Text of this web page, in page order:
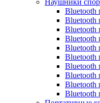
Наушники
Bluetooth
Bluetooth
Bluetooth
Bluetooth
Bluetooth
Bluetooth
Bluetooth
Bluetooth
Bluetooth
Bluetooth